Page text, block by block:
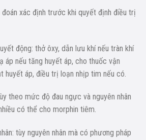
xác định trước khi quyết định điều trị
động: thở ôxy, dẫn lưu khí nếu tràn khí
áp nếu tăng huyết áp, cho thuốc vận
huyết áp, điều trị loạn nhịp tim nếu có.
theo mức độ đau ngực và nguyên nhân
có thể cho morphin tiêm.
tùy nguyên nhân mà có phương pháp